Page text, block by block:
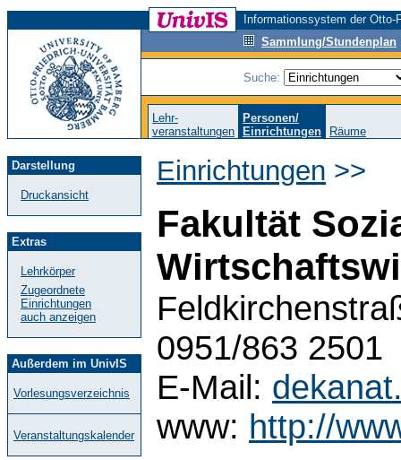
Informationssystem der
Sammlung/Stundenplan
Suche:
Lehr-
veranstaltungen
Personen/
Einrichtungen
Räume
Darstellung
Druckansicht
Extras
Lehrkörper
Zugeordnete
Einrichtungen
auch anzeigen
Außerdem im UnivIS
Vorlesungsverzeichnis
Veranstaltungskalender
Einrichtungen >>
Fakultät
0951/863 2501
E-Mail:
www: http://